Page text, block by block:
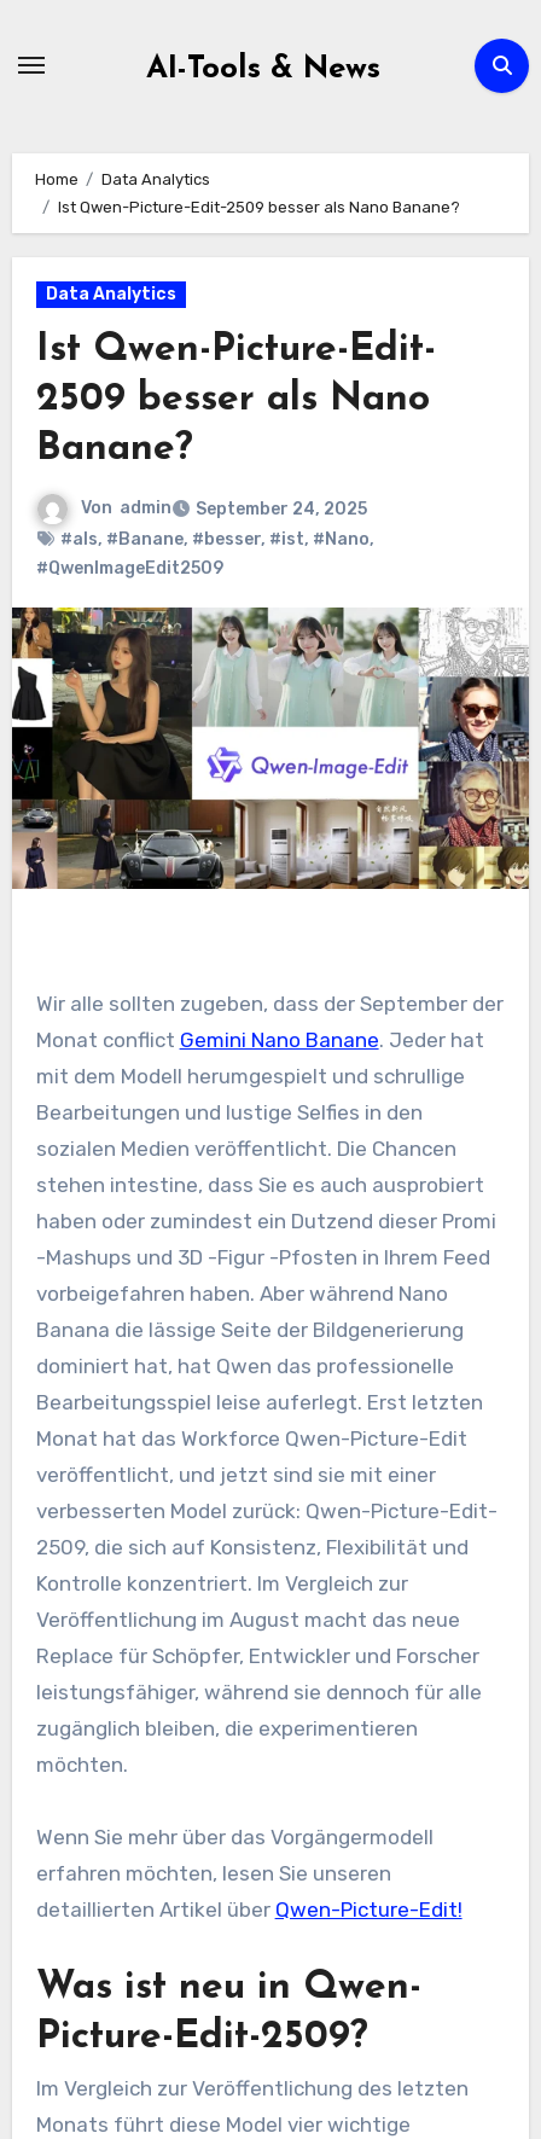
AI-Tools & News
Home
Data Analytics
Ist Qwen-Picture-Edit-2509 besser als Nano Banane?
Data Analytics
Ist Qwen-Picture-Edit-
2509 besser als Nano
Banane?
Von admin
September 24, 2025
#als, #Banane, #besser, #ist, #Nano,
#QwenImageEdit2509
Wir alle sollten zugeben, dass der September der
Monat conflict Gemini Nano Banane. Jeder hat
mit dem Modell herumgespielt und schrullige
Bearbeitungen und lustige Selfies in den
sozialen Medien veröffentlicht. Die Chancen
stehen intestine, dass Sie es auch ausprobiert
haben oder zumindest ein Dutzend dieser Promi
-Mashups und 3D -Figur -Pfosten in Ihrem Feed
vorbeigefahren haben. Aber während Nano
Banana die lässige Seite der Bildgenerierung
dominiert hat, hat Qwen das professionelle
Bearbeitungsspiel leise auferlegt. Erst letzten
Monat hat das Workforce Qwen-Picture-Edit
veröffentlicht, und jetzt sind sie mit einer
verbesserten Model zurück: Qwen-Picture-Edit-
2509, die sich auf Konsistenz, Flexibilität und
Kontrolle konzentriert. Im Vergleich zur
Veröffentlichung im August macht das neue
Replace für Schöpfer, Entwickler und Forscher
leistungsfähiger, während sie dennoch für alle
zugänglich bleiben, die experimentieren
möchten.
Wenn Sie mehr über das Vorgängermodell
erfahren möchten, lesen Sie unseren
detaillierten Artikel über Qwen-Picture-Edit!
Was ist neu in Qwen-
Picture-Edit-2509?
Im Vergleich zur Veröffentlichung des letzten
Monats führt diese Model vier wichtige